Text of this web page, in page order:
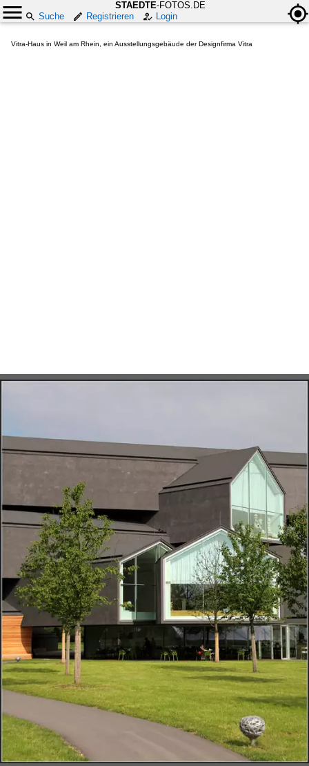
STAEDTE-FOTOS.DE
Suche
Registrieren Login
Vitra-Haus in Weil am Rhein, ein Ausstellungsgebäude der Designfirma Vitra